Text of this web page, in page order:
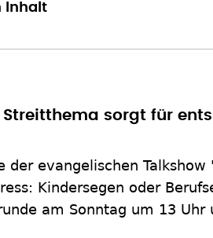
Inhalt
Streitthema sorgt für
der evangelischen Talkshow
Kindersegen oder
am Sonntag um 13 Uhr